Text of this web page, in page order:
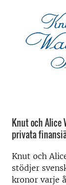
Knut och Alice
privata
Knut och
stödjer
kronor varje